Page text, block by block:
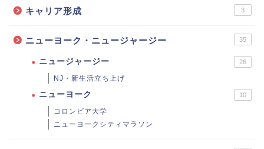
キャリア形成 3
ニューヨーク・ニュージャージー 35
ニュージャージー 26
NJ・新生活立ち上げ
ニューヨーク 10
コロンビア大学
ニューヨークシティマラソン